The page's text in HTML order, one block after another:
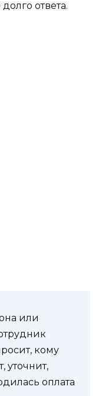
ответа.
или
, кому
, уточнит,
оплата